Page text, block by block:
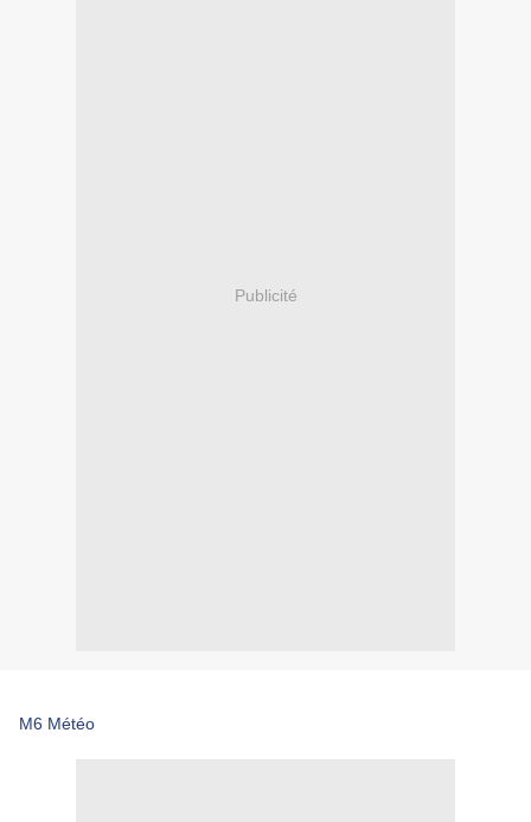
Publicité
M6 Météo